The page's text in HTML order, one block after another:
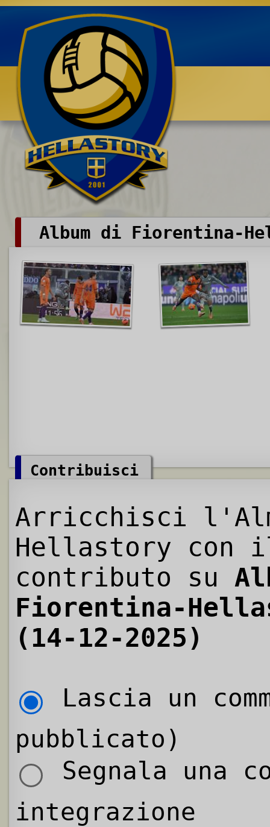
Benvenuti su HELLASTORY.net
Album di Fiorentina-
Contribuisci
Arricchisci
Hellastory con
contributo su
Fiorentina-
(14-12-2025)
Lascia un
pubblicato)
Segnala una
integrazione